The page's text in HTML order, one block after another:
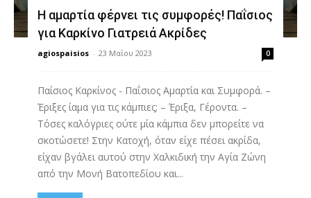
Η αμαρτία φέρνει τις συμφορές! Παΐσιος
για Καρκίνο Γιατρειά Ακρίδες
agiospaisios - 23 Μαΐου 2023 0
Παίσιος Καρκίνος - Παΐσιος Αμαρτία και Συμφορά. –
Έριξες ίαμα για τις κάμπιες; – Έριξα, Γέροντα. –
Τόσες καλόγριες ούτε μία κάμπια δεν μπορείτε να
σκοτώσετε! Στην Κατοχή, όταν είχε πέσει ακρίδα,
είχαν βγάλει αυτού στην Χαλκιδική την Αγία Ζώνη
από την Μονή Βατοπεδίου και...